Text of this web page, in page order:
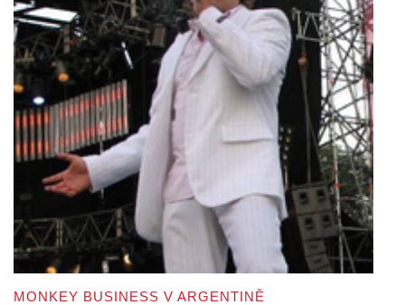
MONKEY BUSINESS V ARGENTINĚ